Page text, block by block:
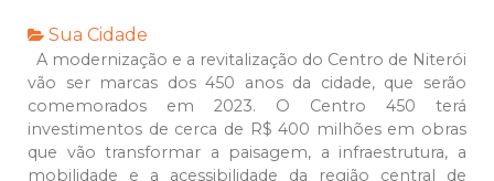
Sua Cidade
A modernização e a revitalização do Centro de Niterói
vão ser marcas dos 450 anos da cidade, que serão
comemorados em 2023. O Centro 450 terá
investimentos de cerca de R$ 400 milhões em obras
que vão transformar a paisagem, a infraestrutura, a
mobilidade e a acessibilidade da região central de